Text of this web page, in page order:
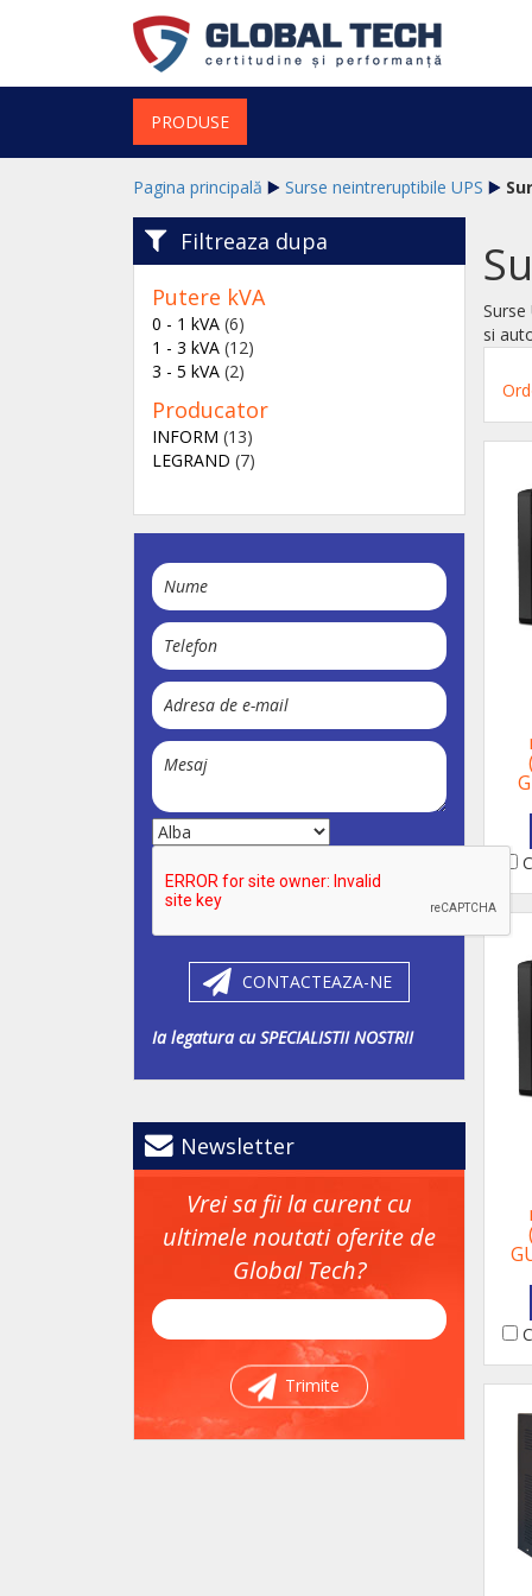
PRODUSE
Pagina principală Surse neintreruptibile UPS
si
Filtreaza dupa
Putere kVA
0 - 1 kVA (6)
1 - 3 kVA (12)
3 - 5 kVA (2)
Producator
INFORM (13)
LEGRAND (7)
CONTACTEAZA-NE
Ia legatura cu SPECIALISTII NOSTRII
Newsletter
Vrei sa fii la curent cu
ultimele noutati oferite de
Global Tech?
Trimite